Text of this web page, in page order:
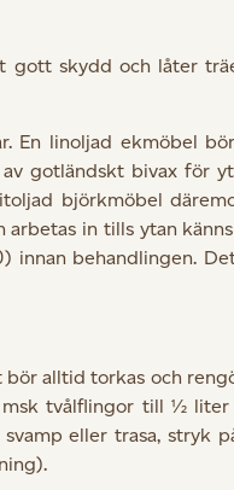
gott skydd och låter
En linoljad ekmöbel
av gotländskt bivax för
björkmöbel
in tills ytan
innan behandlingen.
alltid torkas och
msk tvålflingor till ½
eller trasa, stryk